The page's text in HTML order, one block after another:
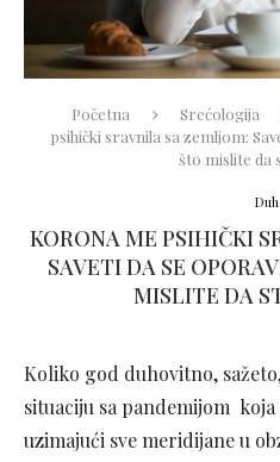
Početna Srećologija
psihički sravnila sa zemljom:
što mislite da
Duh
KORONA ME PSIHIČKI
SAVETI DA SE
MISLITE DA
Koliko god duhovitno,
situaciju sa pandemijom
uzimajući sve meridijane u